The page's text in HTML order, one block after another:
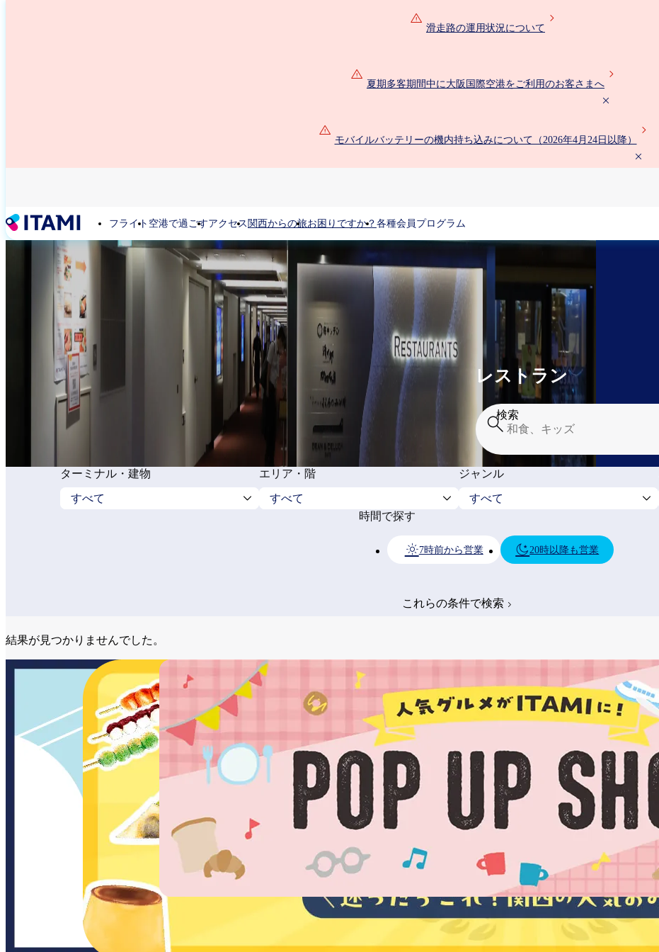
滑走路の運用状況について
夏期多客期間中に大阪国際空港をご利用のお客さまへ
モバイルバッテリーの機内持ち込みについて（2026年4月24日以降）
フライト 空港で過ごすアクセス 関西からの旅お困りですか？ 各種会員プログラム
レストラン
検索
ターミナル・建物 エリア・階 ジャンル
時間で探す
7時前から営業 20時以降も営業
これらの条件で検索
結果が見つかりませんでした。